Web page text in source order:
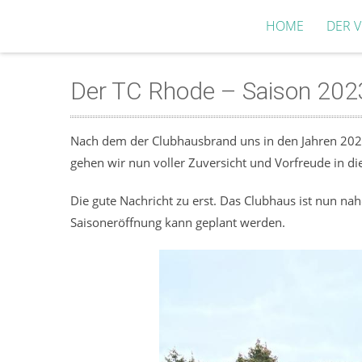
HOME DER
Der TC Rhode – Saison
Nach dem der Clubhausbrand uns in den Jahren
gehen wir nun voller Zuversicht und Vorfreude in
Die gute Nachricht zu erst. Das Clubhaus ist nun
Saisoneröffnung kann geplant werden.